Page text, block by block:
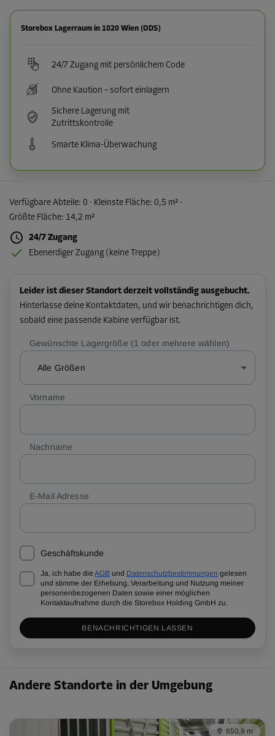
Storebox Lagerraum in 1020 Wien (ODS)
24/7 Zugang mit persönlichem Code
Ohne Kaution – sofort einlagern
Sichere Lagerung mit
Zutrittskontrolle
Smarte Klima-Überwachung
Verfügbare Abteile: 0 · Kleinste Fläche: 0,5 m² ·
Größte Fläche: 14,2 m²
24/7 Zugang
Ebenerdiger Zugang (keine Treppe)
Leider ist dieser Standort derzeit vollständig ausgebucht.
Hinterlasse deine Kontaktdaten, und wir benachrichtigen dich,
sobald eine passende Kabine verfügbar ist.
Gewünschte Lagergröße (1 oder mehrere wählen)
Alle Größen
Vorname
Nachname
E-Mail Adresse
Geschäftskunde
Ja, ich habe die AGB und Datenschutzbestimmungen gelesen
und stimme der Erhebung, Verarbeitung und Nutzung meiner
personenbezogenen Daten sowie einer möglichen
Kontaktaufnahme durch die Storebox Holding GmbH zu.
BENACHRICHTIGEN LASSEN
Andere Standorte in der Umgebung
650,9 m